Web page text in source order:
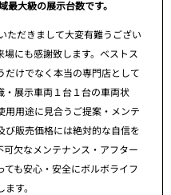
最大級の展示台数です。
ただきまして大変有難うござい
にも感謝致します。ベストス
だけでなく本当の専門店として
・展示車両１台１台の車両状
用途に見合うご提案・メンテ
び販売価格には絶対的な自信を
欠なメンテナンス・アフター
も安心・安全にボルボライフ
す。